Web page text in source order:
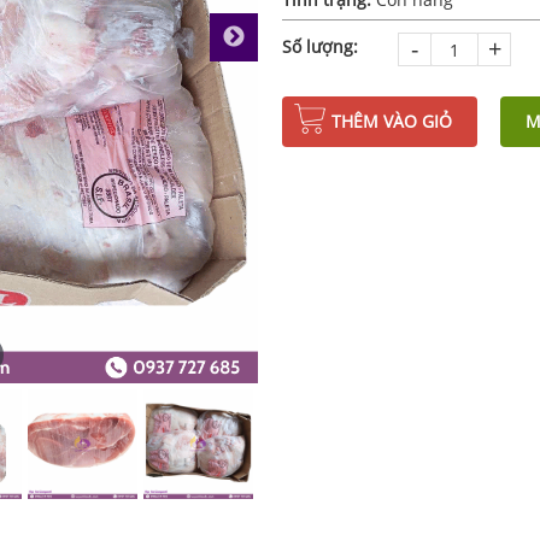
Số lượng: - +
THÊM VÀO GIỎ